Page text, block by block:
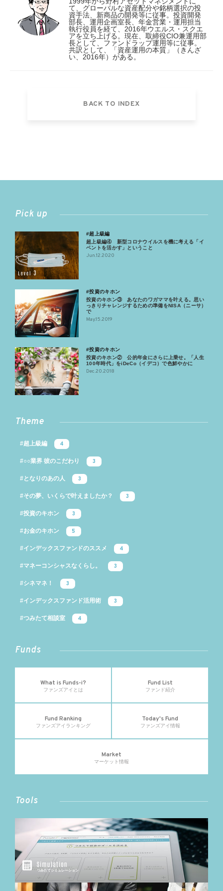
て、グローバルな資産配分や銘柄選択の投
資手法、新商品の開発等に従事。投資開発
部長、運用企画室長、年金営業・運用担当
執行役員を経て、2016年ウエルス・スクエ
アを立ち上げる。現在、取締役CIO兼運用部
長として、ファンドラップ運用等に従事。
共訳として、「資産運用の本質」（きんざ
い、2016年）がある。
BACK TO INDEX
Pick up
#超上級編
超上級編④ 新型コロナウイルスを機に考える「イ
ベントを活かす」ということ
Jun.12.2020
#投資のキホン
投資のキホン③ あなたのワガママを叶える。思い
っきりチャレンジするための準備をNISA（ニーサ）
で
May.15.2019
#投資のキホン
投資のキホン② 公的年金にさらに上乗せ。「人生
100年時代」をiDeCo（イデコ）で色鮮やかに
Dec.20.2018
Theme
#超上級編 4
#○○業界 彼のこだわり 3
#となりのあの人 3
#その夢、いくらで叶えましたか？ 3
#投資のキホン 3
#お金のキホン 5
#インデックスファンドのススメ 4
#マネーコンシャスなくらし。 3
#シネマネ！ 3
#インデックスファンド活用術 3
#つみたて相談室 4
Funds
What is Funds-i?
ファンズアイとは
Fund List
ファンド紹介
Fund Ranking
ファンズアイランキング
Today's Fund
ファンズアイ情報
Market
マーケット情報
Tools
つみたてシミュレーション